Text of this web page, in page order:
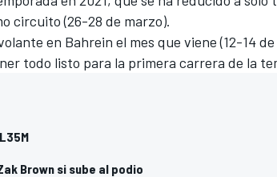
circuito (26-28 de marzo).
en Bahrein el mes que viene (12-14
todo listo para la primera carrera de la
Brown si sube al podio